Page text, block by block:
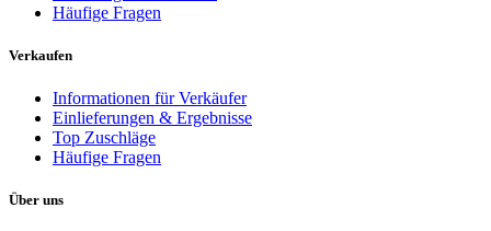
Häufige Fragen
Verkaufen
Informationen für Verkäufer
Einlieferungen & Ergebnisse
Top Zuschläge
Häufige Fragen
Über uns